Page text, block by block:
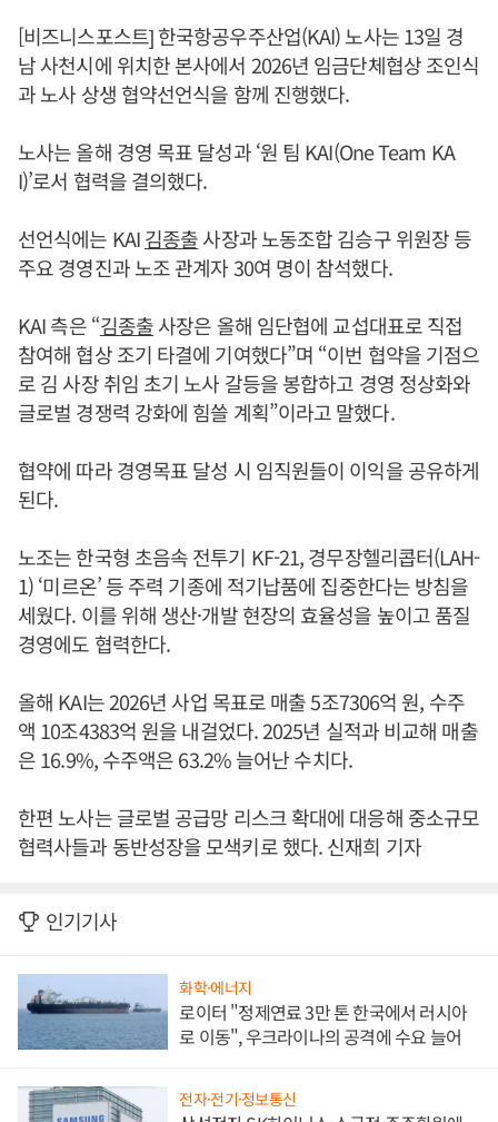
[비즈니스포스트] 한국항공우주산업(KAI) 노사는 13일 경
남 사천시에 위치한 본사에서 2026년 임금단체협상 조인식
과 노사 상생 협약선언식을 함께 진행했다.
노사는 올해 경영 목표 달성과 ‘원 팀 KAI(One Team KA
I)’로서 협력을 결의했다.
선언식에는 KAI김종출사장과 노동조합 김승구 위원장 등
주요 경영진과 노조 관계자 30여 명이 참석했다.
KAI 측은 “김종출사장은 올해 임단협에 교섭대표로 직접
참여해 협상 조기 타결에 기여했다”며 “이번 협약을 기점으
로 김 사장 취임 초기 노사 갈등을 봉합하고 경영 정상화와
글로벌 경쟁력 강화에 힘쓸 계획”이라고 말했다.
협약에 따라 경영목표 달성 시 임직원들이 이익을 공유하게
된다.
노조는 한국형 초음속 전투기 KF-21, 경무장헬리콥터(LAH-
1) ‘미르온’ 등 주력 기종에 적기납품에 집중한다는 방침을
세웠다. 이를 위해 생산·개발 현장의 효율성을 높이고 품질
경영에도 협력한다.
올해 KAI는 2026년 사업 목표로 매출 5조7306억 원, 수주
액 10조4383억 원을 내걸었다. 2025년 실적과 비교해 매출
은 16.9%, 수주액은 63.2% 늘어난 수치다.
한편 노사는 글로벌 공급망 리스크 확대에 대응해 중소규모
협력사들과 동반성장을 모색키로 했다. 신재희 기자
인기기사
화학·에너지
로이터 "정제연료 3만 톤 한국에서 러시아
로 이동", 우크라이나의 공격에 수요 늘어
전자·전기·정보통신